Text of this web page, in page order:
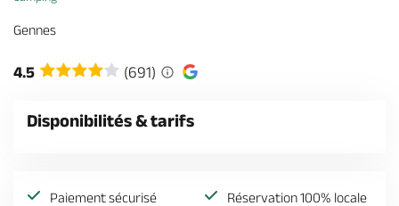
Brochures & Cartes
Gennes
4.5 (691)
Disponibilités & tarifs
Paiement sécurisé Réservation 100% locale